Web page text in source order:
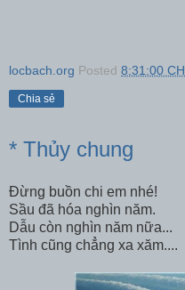
locbach.org Posted 8:31:00 CH
Chia sẻ
* Thủy chung
Đừng buồn chi em nhé!
Sầu đã hóa nghìn năm.
Dẫu còn nghìn năm nữa...
Tình cũng chẳng xa xăm....